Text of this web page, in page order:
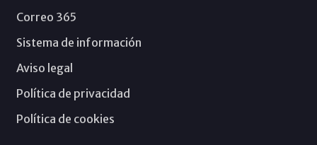
Correo 365
Sistema de información
Aviso legal
Política de privacidad
Política de cookies